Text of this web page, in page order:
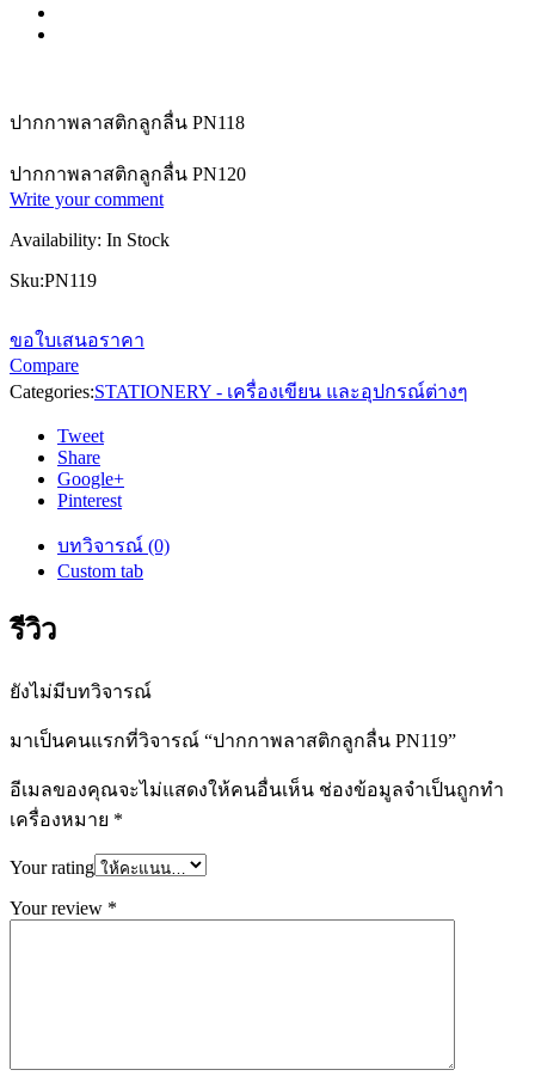
ปากกาพลาสติกลูกลื่น PN118
ปากกาพลาสติกลูกลื่น PN120
Write your comment
Availability: In Stock
Sku:PN119
ขอใบเสนอราคา
Compare
Categories:STATIONERY - เครื่องเขียน และอุปกรณ์ต่างๆ
Tweet
Share
Google+
Pinterest
บทวิจารณ์ (0)
Custom tab
รีวิว
ยังไม่มีบทวิจารณ์
มาเป็นคนแรกที่วิจารณ์ “ปากกาพลาสติกลูกลื่น PN119”
อีเมลของคุณจะไม่แสดงให้คนอื่นเห็น ช่องข้อมูลจำเป็นถูกทำ
เครื่องหมาย *
Your rating
Your review *